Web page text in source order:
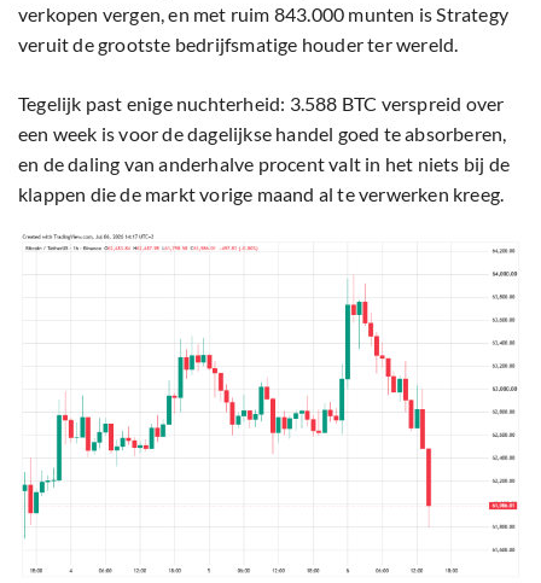
verkopen vergen, en met ruim 843.000 munten is Strategy
veruit de grootste bedrijfsmatige houder ter wereld.
Tegelijk past enige nuchterheid: 3.588 BTC verspreid over
een week is voor de dagelijkse handel goed te absorberen,
en de daling van anderhalve procent valt in het niets bij de
klappen die de markt vorige maand al te verwerken kreeg.